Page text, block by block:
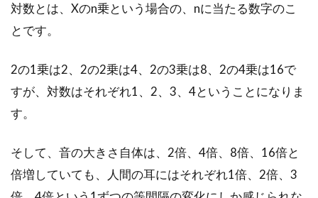
納戸を活用した収納術で布団をスッ
最近の住宅は和室がない間取りも多く、布団を
収納する押入れがない家が増えてきています。
窓用エアコンのデメリットである
対数とは、Xのn乗という場合の、nに当たる数字のこ
とです。
2の1乗は2、2の2乗は4、2の3乗は8、2の4乗は16で
すが、対数はそれぞれ1、2、3、4ということになりま
す。
そして、音の大きさ自体は、2倍、4倍、8倍、16倍と
倍増していても、人間の耳にはそれぞれ1倍、2倍、3